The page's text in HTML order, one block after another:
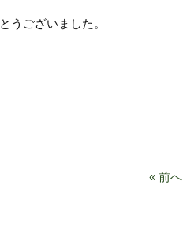
うございました。
« 前へ